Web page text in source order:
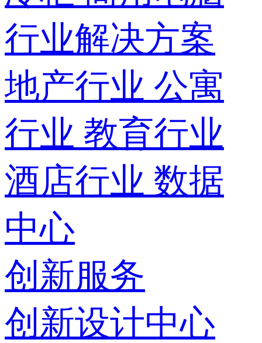
行业解决方案
地产行业 公寓
行业 教育行业
酒店行业 数据
中心
创新服务
创新设计中心